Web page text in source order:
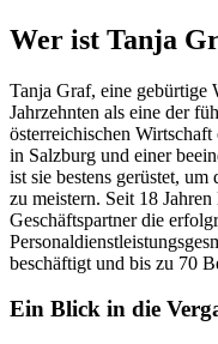
Wer ist Tanja
Tanja Graf, eine gebürtige
Jahrzehnten als eine der
österreichischen
in Salzburg und einer
ist sie bestens gerüstet,
zu meistern. Seit 18
Geschäftspartner die
beschäftigt und bis zu 70
Ein Blick in die